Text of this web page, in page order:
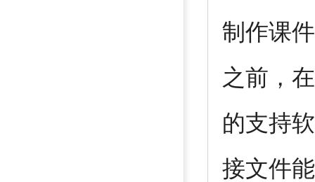
制作课
之前，
的支持
接文件